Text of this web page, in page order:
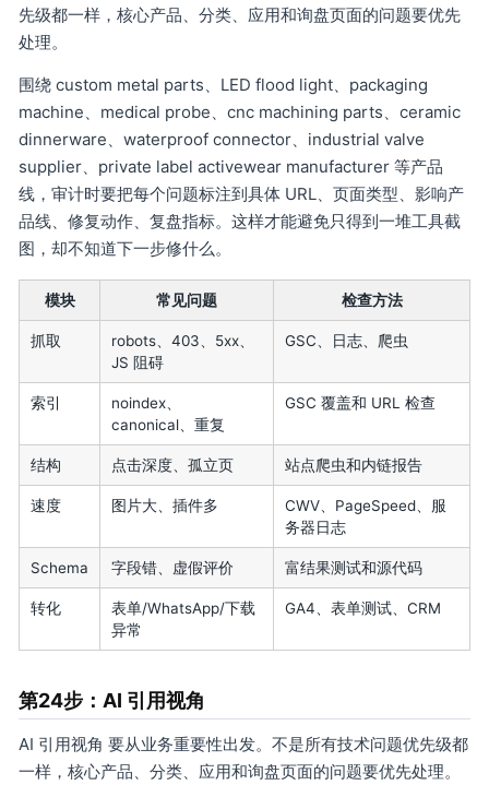
先级都一样，核心产品、分类、应用和询盘页面的问题要优先
处理。
围绕 custom metal parts、LED flood light、packaging
machine、medical probe、cnc machining parts、ceramic
dinnerware、waterproof connector、industrial valve
supplier、private label activewear manufacturer 等产品
线，审计时要把每个问题标注到具体 URL、页面类型、影响产
品线、修复动作、复盘指标。这样才能避免只得到一堆工具截
图，却不知道下一步修什么。
模块 常见问题 检查方法
抓取
robots、403、5xx、
JS 阻碍
GSC、日志、爬虫
索引
noindex、
canonical、重复
GSC 覆盖和 URL 检查
结构 点击深度、孤立页 站点爬虫和内链报告
速度 图片大、插件多
CWV、PageSpeed、服
务器日志
Schema 字段错、虚假评价 富结果测试和源代码
转化
表单/WhatsApp/下载
异常
GA4、表单测试、CRM
第24步：AI 引用视角
AI 引用视角 要从业务重要性出发。不是所有技术问题优先级都
一样，核心产品、分类、应用和询盘页面的问题要优先处理。